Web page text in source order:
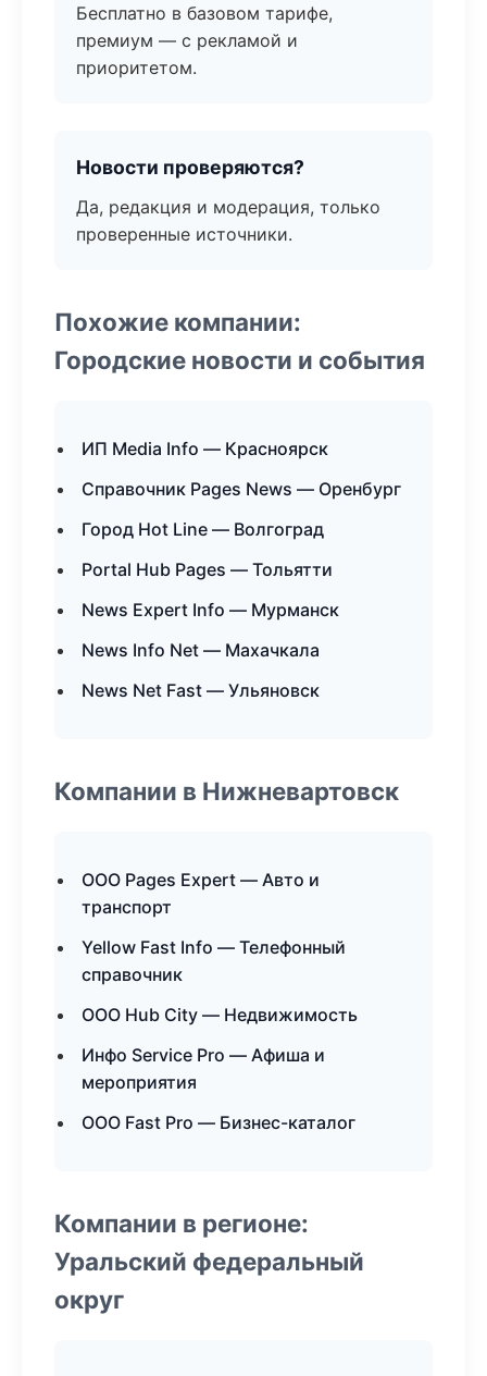
Бесплатно в базовом тарифе,
премиум — с рекламой и
приоритетом.
Новости проверяются?
Да, редакция и модерация, только
проверенные источники.
Похожие компании:
Городские новости и события
ИП Media Info — Красноярск
Справочник Pages News — Оренбург
Город Hot Line — Волгоград
Portal Hub Pages — Тольятти
News Expert Info — Мурманск
News Info Net — Махачкала
News Net Fast — Ульяновск
Компании в Нижневартовск
ООО Pages Expert — Авто и
транспорт
Yellow Fast Info — Телефонный
справочник
ООО Hub City — Недвижимость
Инфо Service Pro — Афиша и
мероприятия
ООО Fast Pro — Бизнес-каталог
Компании в регионе:
Уральский федеральный
округ